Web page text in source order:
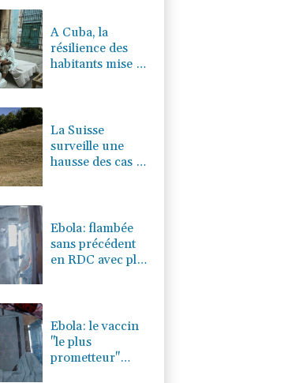
A Cuba, la
résilience des
habitants mise à
La Suisse
surveille une
hausse des cas de
laitières
Ebola: flambée
sans précédent
en RDC avec plus
Ebola: le vaccin
"le plus
prometteur"